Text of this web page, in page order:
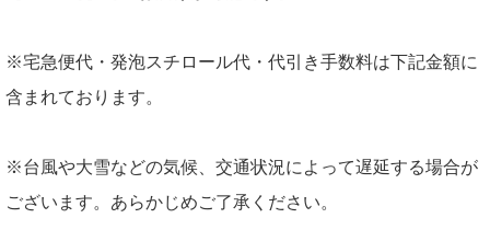
※宅急便代・発泡スチロール代・代引き手数料は下記金額に
含まれております。
※台風や大雪などの気候、交通状況によって遅延する場合が
ございます。あらかじめご了承ください。